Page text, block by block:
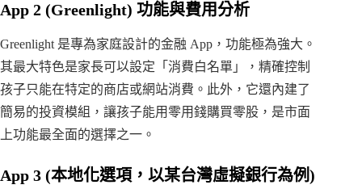
App 2 (Greenlight) 功能與費用分析
Greenlight 是專為家庭設計的金融 App，功能極為強大。
其最大特色是家長可以設定「消費白名單」，精確控制
孩子只能在特定的商店或網站消費。此外，它還內建了
簡易的投資模組，讓孩子能用零用錢購買零股，是市面
上功能最全面的選擇之一。
App 3 (本地化選項，以某台灣虛擬銀行為例)